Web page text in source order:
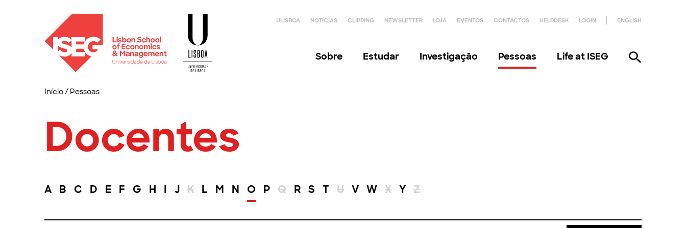
ULISBOA NOTÍCIAS CLIPPING NEWSLETTER LOJA EVENTOS CONTACTOS HELPDESK LOGIN ENGLISH
Sobre Estudar Investigação Pessoas Life at ISEG
Início/ Pessoas
Docentes
A B C D E F G H I J K L M N O P Q R S T U V W X Y Z